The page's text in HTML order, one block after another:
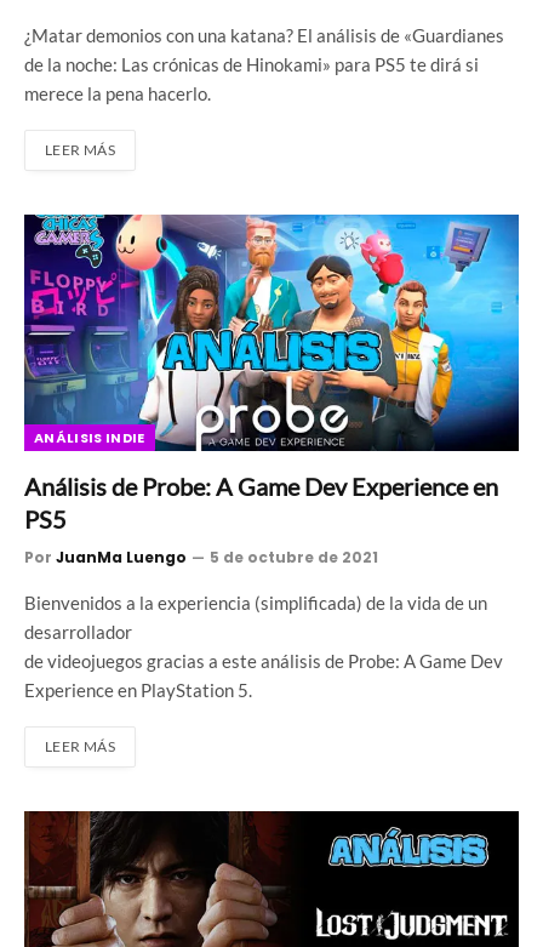
¿Matar demonios con una katana? El análisis de «Guardianes
de la noche: Las crónicas de Hinokami» para PS5 te dirá si
merece la pena hacerlo.
LEER MÁS
ANÁLISIS INDIE
Análisis de Probe: A Game Dev Experience en
PS5
Por JuanMa Luengo 5 de octubre de 2021
Bienvenidos a la experiencia (simplificada) de la vida de un
desarrollador
de videojuegos gracias a este análisis de Probe: A Game Dev
Experience en PlayStation 5.
LEER MÁS